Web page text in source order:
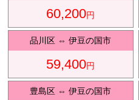
60,200円
品川区 ⇔伊豆の国市
59,400円
豊島区 ⇔伊豆の国市